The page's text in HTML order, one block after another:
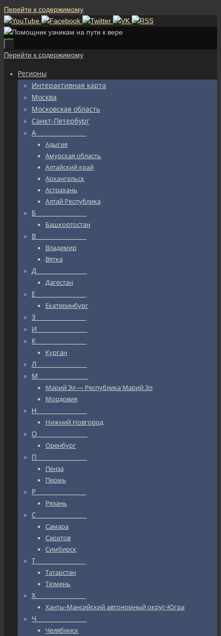
Перейти к содержимому
Перейти к содержимому
Регионы
Интерактивная карта
Москва
Московская область
Санкт-Петербург
А_________________
Адыгея
Амурская область
Алтайский край
Архангельск
Астрахань
Алтай Республика
Б_________________
Башкортостан
В_________________
Владимир
Вятка
Д_________________
Дагестан
Е_________________
Екатеринбург
З_________________
И_________________
К_________________
Курган
Л_________________
М_________________
Марий Эл — Республика Марий Эл
Мордовия
Н_________________
Нижний Новгород
О_________________
Оренбург
П_________________
Пенза
Пермь
Р_________________
Рязань
С_________________
Самара
Саратов
Симбирск
Т_________________
Татарстан
Тюмень
Х_________________
Ханты-Мансийский автономный округ-Югра
Ч_________________
Челябинск